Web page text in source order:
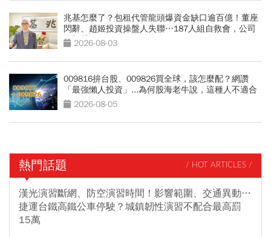
兆基怎麼了？包租代管龍頭爆資金缺口逾百億！董座
閃辭、趙姬投資操盤人失聯…187人組自救會，公司
最新聲明
2026-08-03
009816拚台股、009826買全球，該怎麼配？網讚
「最強懶人投資」...為何股海老牛說，這種人不適合
買？2026-08-05
熱門話題 / HOT ARTICLES /
漢光演習斷網、防空演習時間！影響範圍、交通異動…
捷運台鐵高鐵公車停駛？城鎮韌性演習不配合最高罰
15萬